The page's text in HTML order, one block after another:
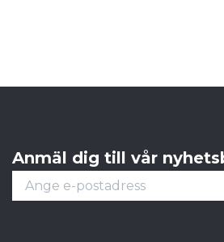
Anmäl dig till vår